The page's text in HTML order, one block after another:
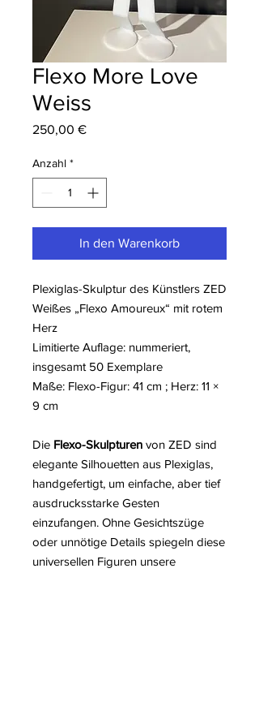
Flexo More Love
Weiss
250,00 €Preis
Anzahl *
In den Warenkorb
Plexiglas-Skulptur des Künstlers ZED
Weißes „Flexo Amoureux“ mit rotem
Herz
Limitierte Auflage: nummeriert,
insgesamt 50 Exemplare
Maße: Flexo-Figur: 41 cm ; Herz: 11 ×
9 cm
Die Flexo-Skulpturen von ZED sind
elegante Silhouetten aus Plexiglas,
handgefertigt, um einfache, aber tief
ausdrucksstarke Gesten
einzufangen. Ohne Gesichtszüge
oder unnötige Details spiegeln diese
universellen Figuren unsere